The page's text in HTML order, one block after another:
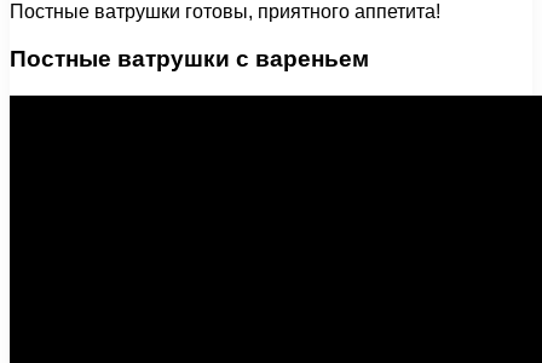
Постные ватрушки готовы, приятного аппетита!
Постные ватрушки с вареньем